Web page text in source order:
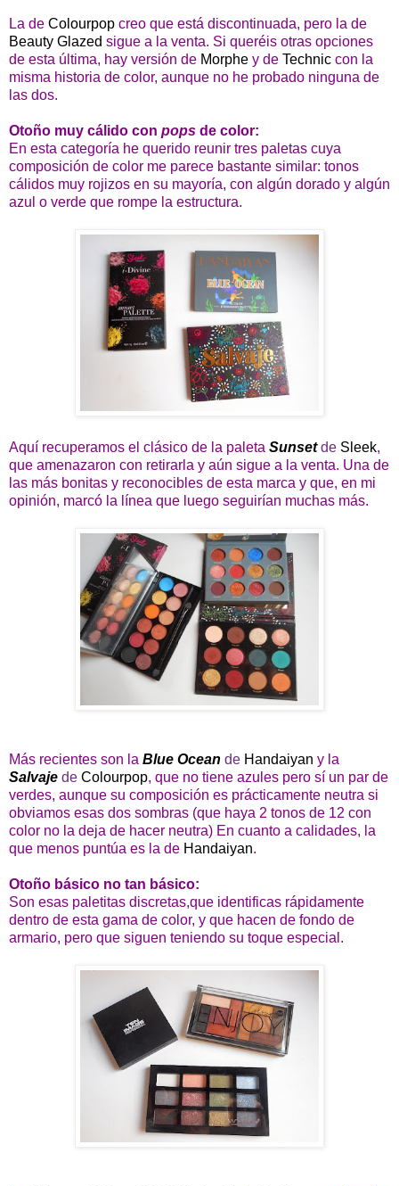
La de Colourpop creo que está discontinuada, pero la de
Beauty Glazed sigue a la venta. Si queréis otras opciones
de esta última, hay versión de Morphe y de Technic con la
misma historia de color, aunque no he probado ninguna de
las dos.
Otoño muy cálido con pops de color:
En esta categoría he querido reunir tres paletas cuya
composición de color me parece bastante similar: tonos
cálidos muy rojizos en su mayoría, con algún dorado y algún
azul o verde que rompe la estructura.
Aquí recuperamos el clásico de la paleta Sunset de Sleek,
que amenazaron con retirarla y aún sigue a la venta. Una de
las más bonitas y reconocibles de esta marca y que, en mi
opinión, marcó la línea que luego seguirían muchas más.
Más recientes son la Blue Ocean de Handaiyan y la
Salvaje de Colourpop, que no tiene azules pero sí un par de
verdes, aunque su composición es prácticamente neutra si
obviamos esas dos sombras (que haya 2 tonos de 12 con
color no la deja de hacer neutra) En cuanto a calidades, la
que menos puntúa es la de Handaiyan.
Otoño básico no tan básico:
Son esas paletitas discretas,que identificas rápidamente
dentro de esta gama de color, y que hacen de fondo de
armario, pero que siguen teniendo su toque especial.